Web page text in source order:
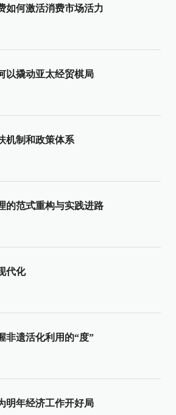
如何激活消费市场活力
以撬动亚太经贸棋局
机制和政策体系
的范式重构与实践进路
代化
非遗活化利用的“度”
明年经济工作开好局